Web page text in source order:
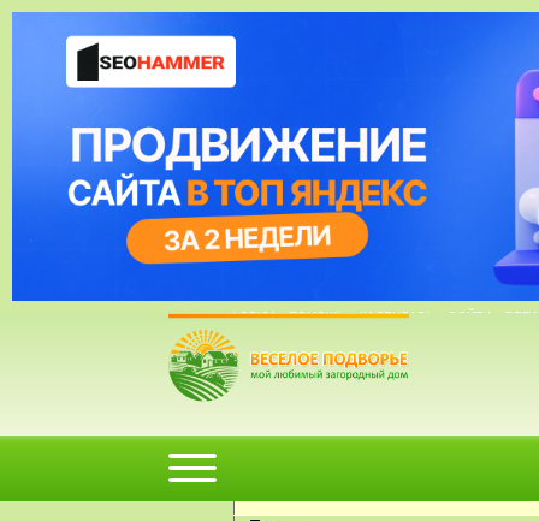
ФОРУМ ПОМОЩЬ КАЛЕНДАРЬ ВОЙТИ